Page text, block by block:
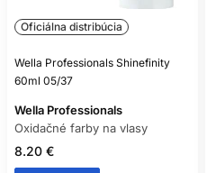
Oficiálna distribúcia
Wella Professionals Shinefinity
60ml 05/37
Wella Professionals
Oxidačné farby na vlasy
8.20 €